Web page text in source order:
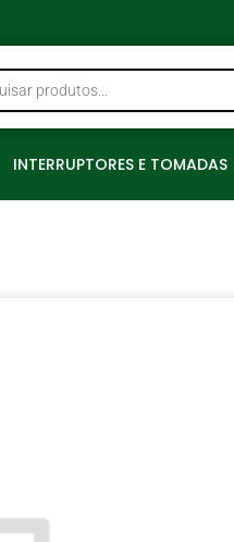
INTERRUPTORES E TOMADAS